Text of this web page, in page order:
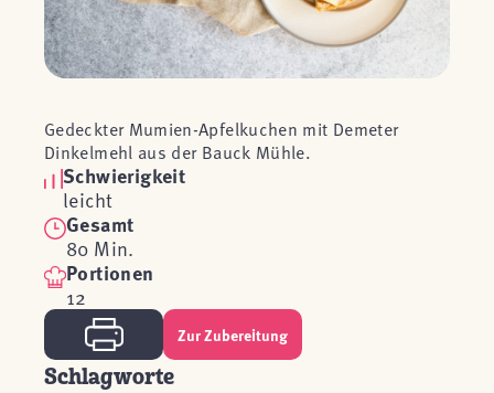
Gedeckter Mumien-Apfelkuchen mit Demeter
Dinkelmehl aus der Bauck Mühle.
Schwierigkeit
leicht
Gesamt
80 Min.
Portionen
12
Zur Zubereitung
Schlagworte